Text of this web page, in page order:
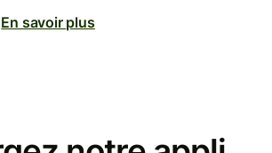
En savoir plus